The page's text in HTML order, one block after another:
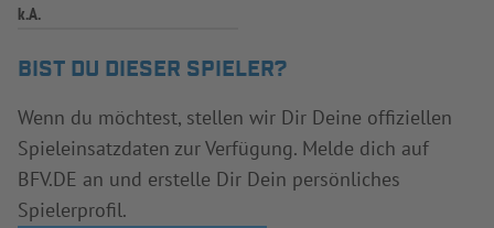
k.A.
BIST DU DIESER SPIELER?
Wenn du möchtest, stellen wir Dir Deine offiziellen
Spieleinsatzdaten zur Verfügung. Melde dich auf
BFV.DE an und erstelle Dir Dein persönliches
Spielerprofil.